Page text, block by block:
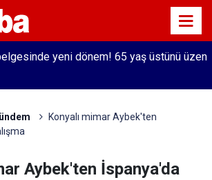
yeni dönem! 65 yaş üstünü üzen
Konyalı mimar Aybek'ten
Aybek'ten İspanya'da